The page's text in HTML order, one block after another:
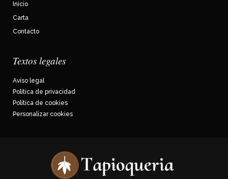
Inicio
Carta
Contacto
Textos legales
Aviso legal
Política de privacidad
Política de cookies
Personalizar cookies